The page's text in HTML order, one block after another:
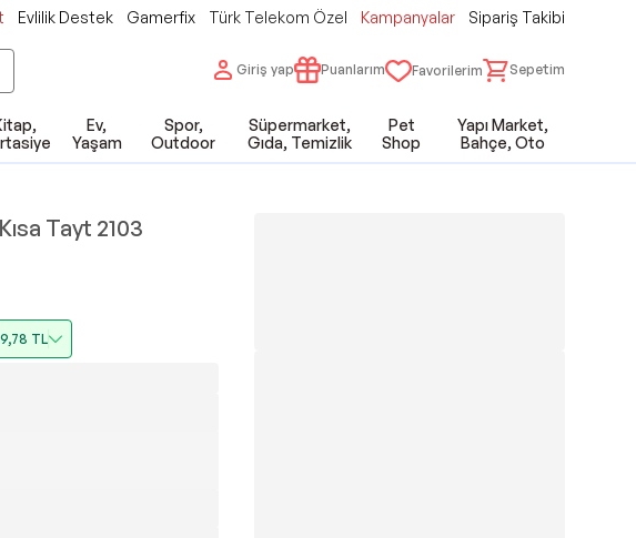
Evlilik Destek Gamerfix Türk Telekom Özel Kampanyalar Sipariş Takibi
Giriş yap Puanlarım Favorilerim Sepetim
Ev,
Yaşam
Spor,
Outdoor
Süpermarket,
Gıda, Temizlik
Pet
Shop
Yapı Market,
Bahçe, Oto
Tayt 2103
TL